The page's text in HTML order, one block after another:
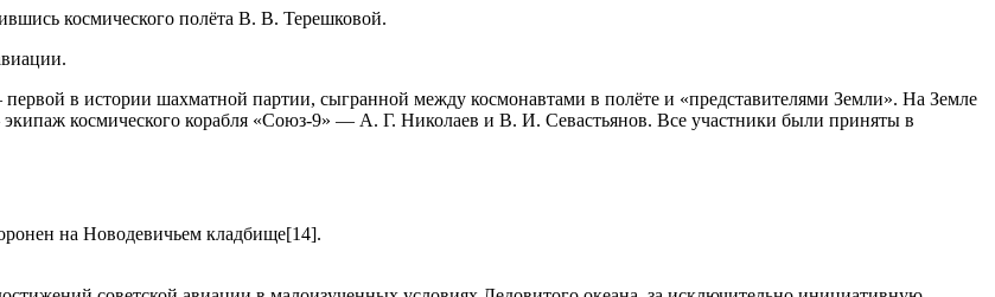
космического полёта В. В. Терешковой.
в истории шахматной партии, сыгранной между космонавтами в полёте и «представителями Земли». На Земле
космического корабля «Союз-9» — А. Г. Николаев и В. И. Севастьянов. Все участники были приняты в
на Новодевичьем кладбище[14].